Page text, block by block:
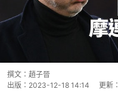
撰文： 趙子晉
出版： 2023-12-18 14:14 更新：